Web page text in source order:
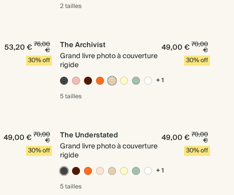
2 tailles
53,20 €76,00
€
30% off
The Archivist
Grand livre photo à couverture
rigide
49,00 €70,00
€
30% off
+ 1
5 tailles
49,00 €70,00
€
30% off
The Understated
Grand livre photo à couverture
rigide
49,00 €70,00
€
30% off
+ 1
5 tailles